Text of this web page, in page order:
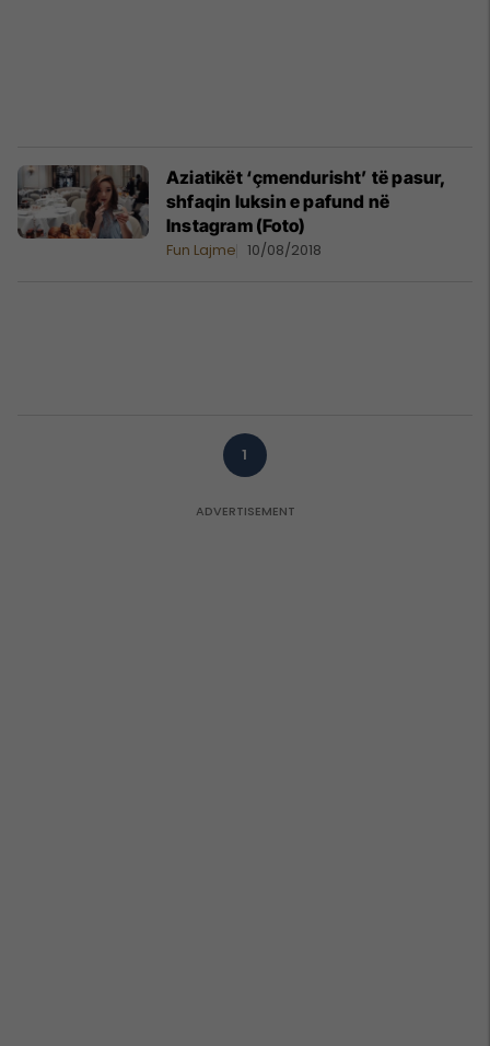
Aziatikët ‘çmendurisht’ të pasur,
shfaqin luksin e pafund në
Instagram (Foto)
Fun Lajme 10/08/2018
1